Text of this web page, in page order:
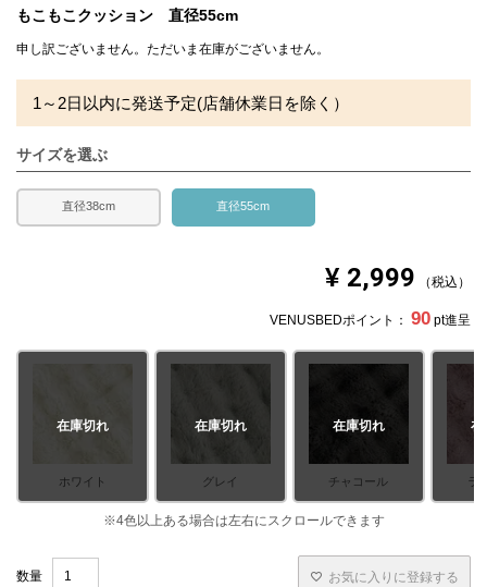
備考
・配達日指定ＯＫ！
※北海道・沖縄・離島等一部地域へのお届けは別途送料が
発生する場合がございます。また発送予定も変更になる場
※できる限り実際の色を再現するよう心がけております
が、閲覧環境により誤差がでる場合がございますのでご了
もこもこクッション 直径55cm
申し訳ございません。ただいま在庫がございません。
1～2日以内に発送予定(店舗休業日を除く）
サイズを選ぶ
直径38cm 直径55cm
¥ 2,999 税込
VENUSBEDポイント： 90 pt進呈
ホワイト
在庫切れ
グレイ
在庫切れ
チャコール
在庫切れ
ラ
在
お気に入りに登録する